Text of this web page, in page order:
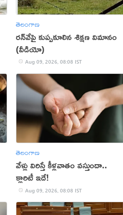
తెలంగాణ
రన్‌వేపై కుప్పకూలిన శిక్షణ విమానం
(వీడియో)
Aug 09, 2026, 08:08 IST
తెలంగాణ
వేళ్లు విరిస్తే కీళ్లవాతం వస్తుందా..
క్లారిటీ ఇదే!
Aug 09, 2026, 08:08 IST